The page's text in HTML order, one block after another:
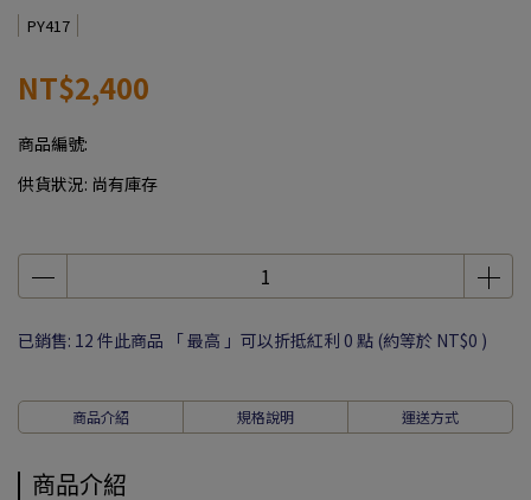
PY417
NT$2,400
商品編號:
供貨狀況: 尚有庫存
已銷售: 12 件此商品 「 最高 」可以折抵紅利 0 點 (約等於 NT$0 )
商品介紹 規格說明 運送方式
商品介紹